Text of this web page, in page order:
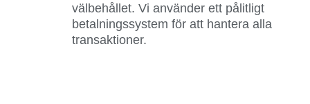
välbehållet. Vi använder ett pålitligt
betalningssystem för att hantera alla
transaktioner.